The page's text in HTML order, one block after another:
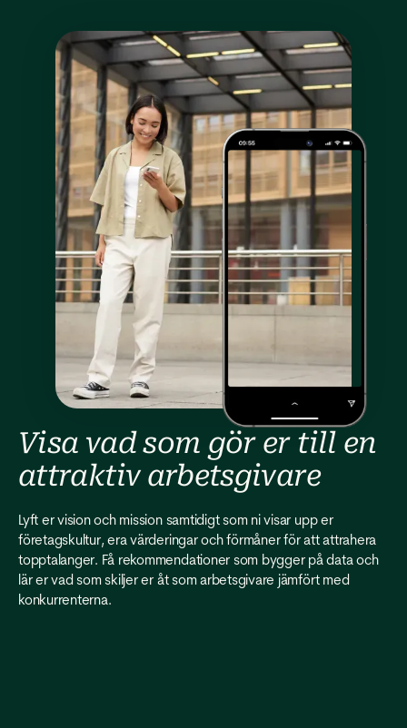
Visa vad som gör er till en
attraktiv arbetsgivare
Lyft er vision och mission samtidigt som ni visar upp er
företagskultur, era värderingar och förmåner för att attrahera
topptalanger. Få rekommendationer som bygger på data och
lär er vad som skiljer er åt som arbetsgivare jämfört med
konkurrenterna.